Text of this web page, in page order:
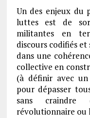
Un des enjeux du
luttes est de
militantes en
discours codifiés
dans une
collective en
(à définir avec
pour dépasser
sans
révolutionnaire ou